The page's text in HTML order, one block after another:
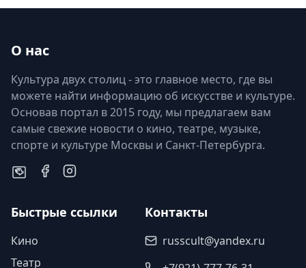
О нас
Культура двух столиц - это главное место, где вы
можете найти информацию об искусстве и культуре.
Основав портал в 2015 году, мы предлагаем вам
самые свежие новости о кино, театре, музыке,
спорте и культуре Москвы и Санкт-Петербурга.
Быстрые ссылки
Кино
Театр
Контакты
russcult@yandex.ru